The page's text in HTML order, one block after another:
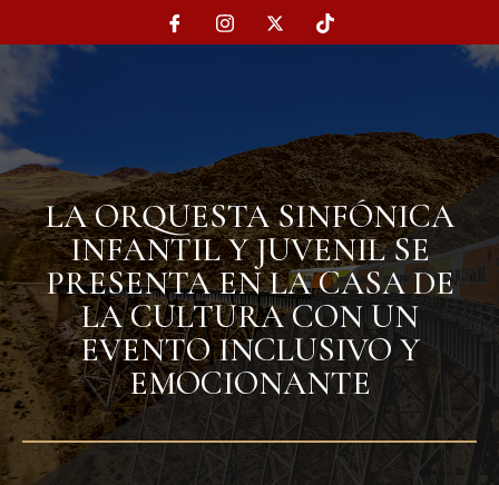
LA ORQUESTA SINFÓNICA
INFANTIL Y JUVENIL SE
PRESENTA EN LA CASA DE
LA CULTURA CON UN
EVENTO INCLUSIVO Y
EMOCIONANTE